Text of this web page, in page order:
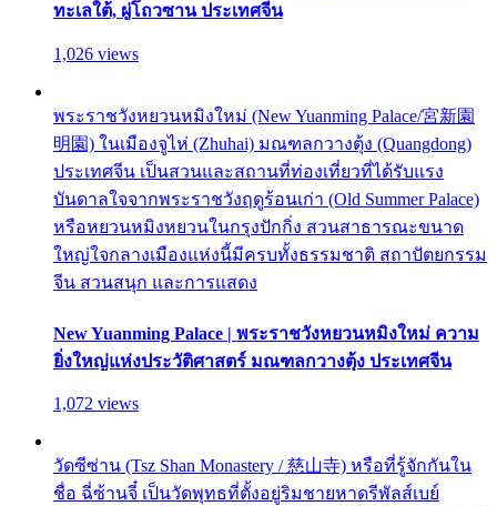
ทะเลใต้, ผู่โถวซาน ประเทศจีน
1,026 views
พระราชวังหยวนหมิงใหม่ (New Yuanming Palace/宮新園
明園) ในเมืองจูไห่ (Zhuhai) มณฑลกวางตุ้ง (Quangdong)
ประเทศจีน เป็นสวนและสถานที่ท่องเที่ยวที่ได้รับแรง
บันดาลใจจากพระราชวังฤดูร้อนเก่า (Old Summer Palace)
หรือหยวนหมิงหยวนในกรุงปักกิ่ง สวนสาธารณะขนาด
ใหญ่ใจกลางเมืองแห่งนี้มีครบทั้งธรรมชาติ สถาปัตยกรรม
จีน สวนสนุก และการแสดง
New Yuanming Palace | พระราชวังหยวนหมิงใหม่ ความ
ยิ่งใหญ่แห่งประวัติศาสตร์ มณฑลกวางตุ้ง ประเทศจีน
1,072 views
วัดซีซ่าน (Tsz Shan Monastery / 慈山寺) หรือที่รู้จักกันใน
ชื่อ ฉี่ซ้านจี๋ เป็นวัดพุทธที่ตั้งอยู่ริมชายหาดรีพัลส์เบย์